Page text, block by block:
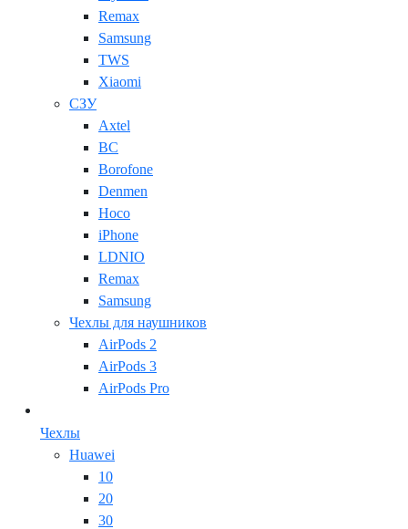
Remax
Samsung
TWS
Xiaomi
СЗУ
Axtel
BC
Borofone
Denmen
Hoco
iPhone
LDNIO
Remax
Samsung
Чехлы для наушников
AirPods 2
AirPods 3
AirPods Pro
Чехлы
Huawei
10
20
30